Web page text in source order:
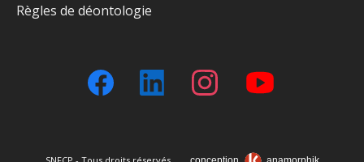
Règles de déontologie